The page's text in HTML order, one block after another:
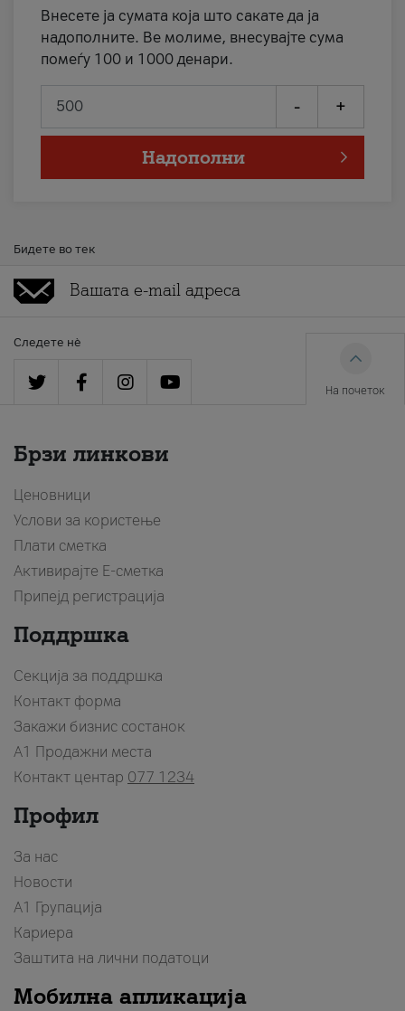
Внесете ја сумата која што сакате да ја
надополните. Ве молиме, внесувајте сума
помеѓу 100 и 1000 денари.
- +
Надополни
Бидете во тек
Следете нè
На почеток
Брзи линкови
Ценовници
Услови за користење
Плати сметка
Активирајте Е-сметка
Припејд регистрација
Поддршка
Секција за поддршка
Контакт форма
Закажи бизнис состанок
A1 Продажни места
Контакт центар 077 1234
Профил
За нас
Новости
А1 Групација
Кариера
Заштита на лични податоци
Мобилна апликација